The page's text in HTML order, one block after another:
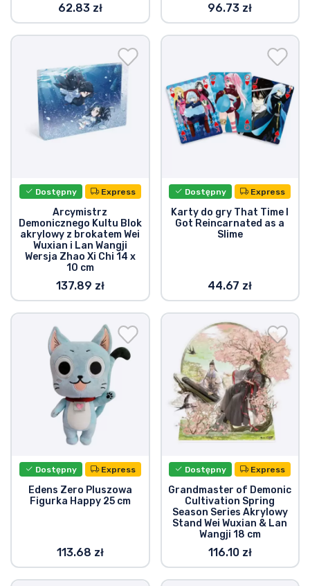
62.83 zł 96.73 zł
Dostępny Express
Arcymistrz
Demonicznego Kultu Blok
akrylowy z brokatem Wei
Wuxian i Lan Wangji
Wersja Zhao Xi Chi 14 x
10 cm
137.89 zł
Dostępny Express
Karty do gry That Time I
Got Reincarnated as a
Slime
44.67 zł
Dostępny Express
Edens Zero Pluszowa
Figurka Happy 25 cm
113.68 zł
Dostępny Express
Grandmaster of Demonic
Cultivation Spring
Season Series Akrylowy
Stand Wei Wuxian & Lan
Wangji 18 cm
116.10 zł